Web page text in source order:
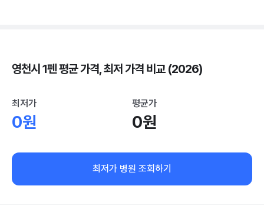
영천시 1펜 평균 가격, 최저 가격 비교 (2026)
최저가
0원
평균가
0원
최저가 병원 조회하기